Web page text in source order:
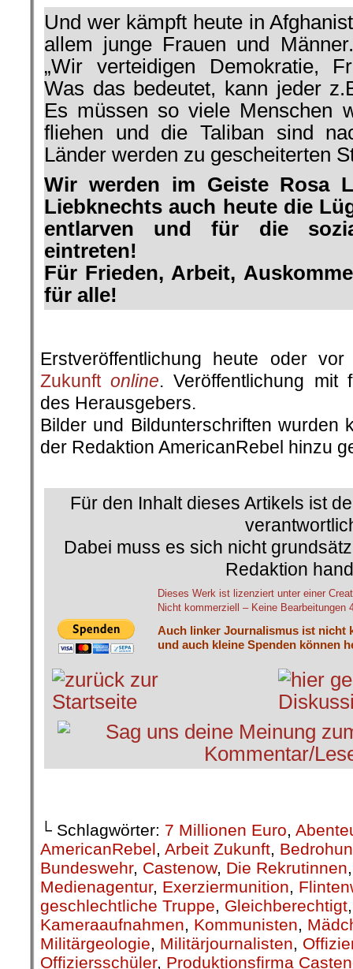
Und wer kämpft heute in
allem junge Frauen und
„Wir verteidigen Demokratie,
Was das bedeutet, kann jeder
Es müssen so viele Menschen
fliehen und die Taliban sind
Länder werden zu gescheiterten
Wir werden im Geiste Rosa
Liebknechts auch heute die
entlarven und für die
eintreten!
Für Frieden, Arbeit,
für alle!
Erstveröffentlichung heute oder
Zukunftonline. Veröffentlichung mit
des Herausgebers.
Bilder und Bildunterschriften wurden
der Redaktion AmericanRebel hinzu
Für den Inhalt dieses Artikels ist
Dabei muss es sich nicht
Redaktion
Dieses Werk ist lizenziert unter einer
Nicht kommerziell – Keine Bearbeitungen
Auch linker Journalismus ist nicht
und auch kleine Spenden können
└ Schlagwörter: 7 Millionen Euro,
AmericanRebel, Arbeit Zukunft,
Bundeswehr, Castenow, Die Rekrutinnen
Medienagentur, Exerziermunition,
geschlechtliche Truppe, Gleichberechtigt
Kameraaufnahmen, Kommunisten,
Militärgeologie, Militärjournalisten,
Offiziersschüler, Produktionsfirma